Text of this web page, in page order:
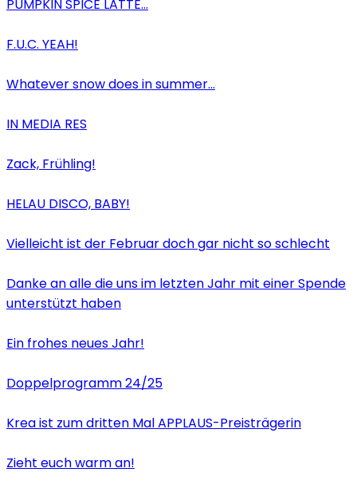
PUMPKIN SPICE LATTE…
F.U.C. YEAH!
Whatever snow does in summer…
IN MEDIA RES
Zack, Frühling!
HELAU DISCO, BABY!
Vielleicht ist der Februar doch gar nicht so schlecht
Danke an alle die uns im letzten Jahr mit einer Spende
unterstützt haben
Ein frohes neues Jahr!
Doppelprogramm 24/25
Krea ist zum dritten Mal APPLAUS-Preisträgerin
Zieht euch warm an!